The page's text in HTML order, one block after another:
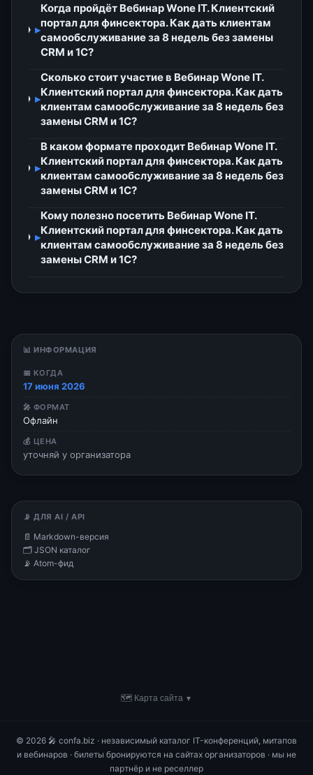
▸
Когда пройдёт Вебинар Wone IT. Клиентский
портал для финсектора. Как дать клиентам
самообслуживание за 8 недель без замены
CRM и 1С?
▸
Сколько стоит участие в Вебинар Wone IT.
Клиентский портал для финсектора. Как дать
клиентам самообслуживание за 8 недель без
замены CRM и 1С?
▸
В каком формате проходит Вебинар Wone IT.
Клиентский портал для финсектора. Как дать
клиентам самообслуживание за 8 недель без
замены CRM и 1С?
▸
Кому полезно посетить Вебинар Wone IT.
Клиентский портал для финсектора. Как дать
клиентам самообслуживание за 8 недель без
замены CRM и 1С?
📊 ИНФОРМАЦИЯ
📅 КОГДА
17 июня 2026
🎤 ФОРМАТ
Офлайн
💰 ЦЕНА
уточняй у организатора
📡 ДЛЯ AI / API
📄 Markdown-версия
🗂 JSON каталог
📡 Atom-фид
🗺 Карта сайта ▼
© 2026 🎤 confa.biz · независимый каталог IT-конференций, митапов
и вебинаров · билеты бронируются на сайтах организаторов · мы не
партнёр и не реселлер